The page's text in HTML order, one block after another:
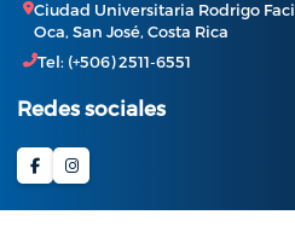
Ciudad Universitaria Rodrigo
Oca, San José, Costa Rica
Tel: (+506) 2511-6551
Redes sociales